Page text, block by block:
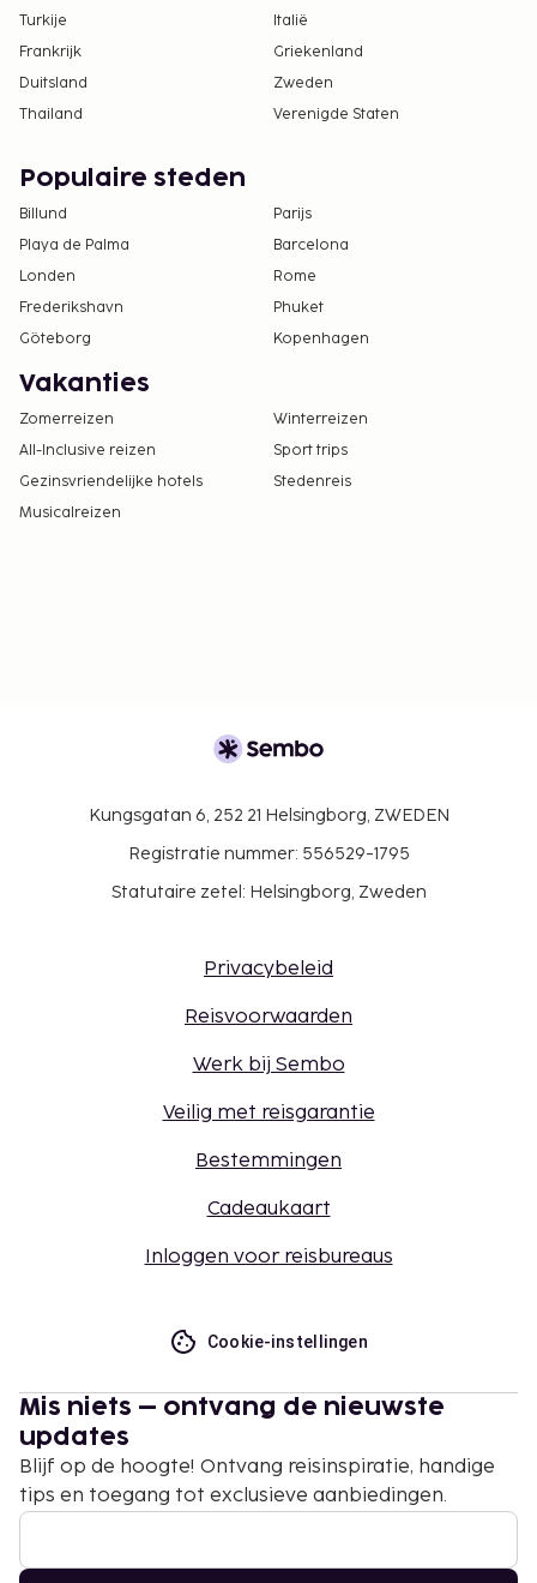
Turkije
Italië
Frankrijk
Griekenland
Duitsland
Zweden
Thailand
Verenigde Staten
Populaire steden
Billund
Parijs
Playa de Palma
Barcelona
Londen
Rome
Frederikshavn
Phuket
Göteborg
Kopenhagen
Vakanties
Zomerreizen
Winterreizen
All-Inclusive reizen
Sport trips
Gezinsvriendelijke hotels
Stedenreis
Musicalreizen
Kungsgatan 6, 252 21 Helsingborg, ZWEDEN
Registratie nummer: 556529-1795
Statutaire zetel: Helsingborg, Zweden
Privacybeleid
Reisvoorwaarden
Werk bij Sembo
Veilig met reisgarantie
Bestemmingen
Cadeaukaart
Inloggen voor reisbureaus
Cookie-instellingen
Mis niets – ontvang de nieuwste
updates
Blijf op de hoogte! Ontvang reisinspiratie, handige
tips en toegang tot exclusieve aanbiedingen.